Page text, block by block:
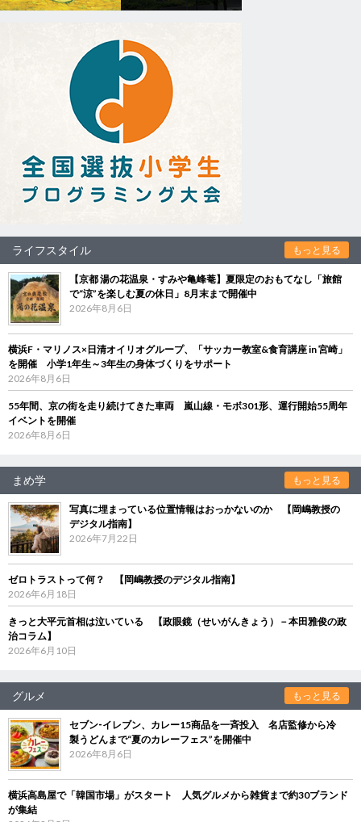
ライフスタイル もっと見る
【京都 湯の花温泉・すみや亀峰菴】夏限定のおもてなし「旅館
で“涼”を楽しむ夏の休日」8月末まで開催中
2026年8月6日
横浜F・マリノス×日清オイリオグループ、「サッカー教室&食育講座 in 宮崎」
を開催 小学1年生～3年生の身体づくりをサポート
2026年8月6日
55年間、京の街を走り続けてきた車両 嵐山線・モボ301形、運行開始55周年
イベントを開催
2026年8月6日
まめ学 もっと見る
写真に埋まっている位置情報はおっかないのか 【岡嶋教授の
デジタル指南】
2026年7月22日
ゼロトラストって何？ 【岡嶋教授のデジタル指南】
2026年6月18日
きっと大平元首相は泣いている 【政眼鏡（せいがんきょう）－本田雅俊の政
治コラム】
2026年6月10日
グルメ もっと見る
セブン‐イレブン、カレー15商品を一斉投入 名店監修から冷
製うどんまで“夏のカレーフェス”を開催中
2026年8月6日
横浜高島屋で「韓国市場」がスタート 人気グルメから雑貨まで約30ブランド
が集結